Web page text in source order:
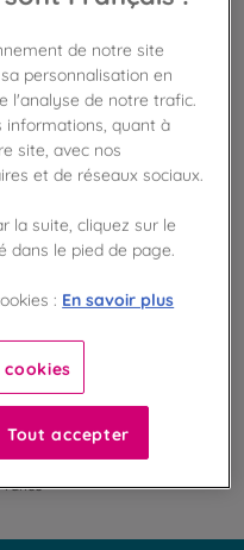
DE RETOUR
!
magasin
!
de notre site
personnalisation en
l'analyse de notre trafic.
informations, quant à
site, avec nos
et de réseaux sociaux.
la suite, cliquez sur le
dans le pied de page.
: En savoir plus
Tout accepter